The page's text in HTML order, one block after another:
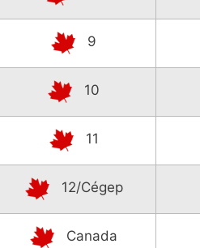
9
10
11
12/Cégep
Canada